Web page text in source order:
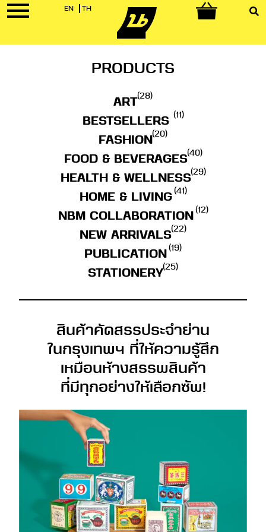
EN TH
PRODUCTS
ART(28)
BESTSELLERS (11)
FASHION(20)
FOOD & BEVERAGES(40)
HEALTH & WELLNESS(29)
HOME & LIVING(41)
NBM COLLABORATION(12)
NEW ARRIVALS(22)
PUBLICATION(19)
STATIONERY(25)
สินค้าคัดสรรประจำย่าน
ในกรุงเทพฯ ที่ให้ความรู้สึก
เหมือนห้างสรรพสินค้า
ที่มีทุกอย่างให้เลือกซัพ!